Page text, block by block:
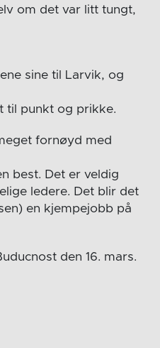
om det var litt tungt,
sine til Larvik, og
til punkt og prikke.
fornøyd med
best. Det er veldig
ledere. Det blir det
en kjempejobb på
den 16. mars.